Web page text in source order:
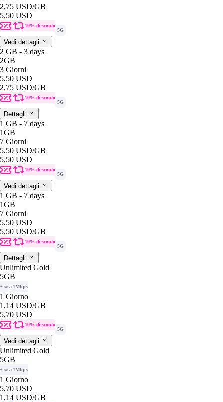
2,75 USD/GB
5,50 USD
10% di sconto
5G
Vedi dettagli
2 GB - 3 days
2GB
3 Giorni
5,50 USD
2,75 USD/GB
10% di sconto
5G
Dettagli
1 GB - 7 days
1GB
7 Giorni
5,50 USD/GB
5,50 USD
10% di sconto
5G
Vedi dettagli
1 GB - 7 days
1GB
7 Giorni
5,50 USD
5,50 USD/GB
10% di sconto
5G
Dettagli
Unlimited Gold
5GB
+ ∞ a 1Mbps
1 Giorno
1,14 USD/GB
5,70 USD
10% di sconto
5G
Vedi dettagli
Unlimited Gold
5GB
+ ∞ a 1Mbps
1 Giorno
5,70 USD
1,14 USD/GB